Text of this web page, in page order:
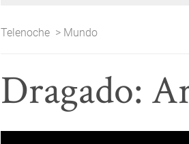
Telenoche > Mundo
Dragado: